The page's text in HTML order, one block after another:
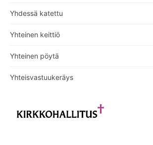
Yhdessä katettu
Yhteinen keittiö
Yhteinen pöytä
Yhteisvastuukeräys